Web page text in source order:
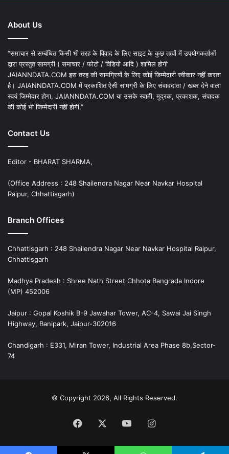
About Us
“समाचार से सम्बंधित किसी भी तरह के विवाद के लिए साइट के कुछ तत्वों में उपयोगकर्ताओं
द्वारा प्रस्तुत सामग्री ( समाचार / फोटो / विडियो आदि ) शामिल होगी
JAIANNDATA.COM इस तरह की सामग्रियों के लिए कोई जिम्मेदारी स्वीकार नहीं करता
है। JAIANNDATA.COM में प्रकाशित ऐसी सामग्री के लिए संवाददाता / खबर देने वाला
स्वयं जिम्मेदार होगा, JAIANNDATA.COM या उसके स्वामी, मुद्रक, प्रकाशक, संपादक
की कोई भी जिम्मेदारी नहीं होगी.”
Contact Us
Editor - BHARAT SHARMA,
(Office Address : 248 Shailendra Nagar Near Navkar Hospital
Raipur, Chhattisgarh)
Branch Offices
Chhattisgarh : 248 Shailendra Nagar Near Navkar Hospital Raipur,
Chhattisgarh
Madhya Pradesh : Shree Nath Street Chhota Bangrada Indore
(MP) 452006
Jaipur : Gopal Koshik B-9 Jawahar Tower, AC-4, Sawai Jai Singh
Highway, Banipark, Jaipur-302016
Chandigarh : E331, Miran Tower, Industrial Area Phase 8b,Sector-
74
© Copyright 2026, All Rights Reserved.
Facebook YouTubeInstagram